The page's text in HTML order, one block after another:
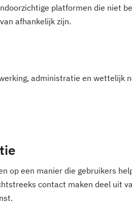
platformen die niet
afhankelijk zijn.
administratie en wettelijk
op een manier die gebruikers
contact maken deel uit